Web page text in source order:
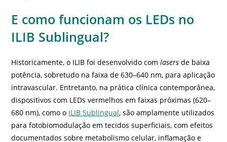
E como funcionam os LEDs no
ILIB Sublingual?
Historicamente, o ILIB foi desenvolvido comlasers de baixa
potência, sobretudo na faixa de 630–640 nm, para aplicação
intravascular. Entretanto, na prática clínica contemporânea,
dispositivos com LEDs vermelhos em faixas próximas (620–
680 nm), como o ILIB Sublingual, são amplamente utilizados
para fotobiomodulação em tecidos superficiais, com efeitos
documentados sobre metabolismo celular, inflamação e